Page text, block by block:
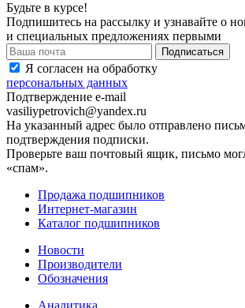
Будьте в курсе!
Подпишитесь на рассылку и узнавайте о
и специальных предложениях первыми
Я согласен на обработку
персональных данных
Подтверждение e-mail
vasiliypetrovich@yandex.ru
На указанный адрес было отправлено
подтверждения подписки.
Проверьте ваш почтовый ящик, письмо
«спам».
Продажа подшипников
Интернет-магазин
Каталог подшипников
Новости
Производители
Обозначения